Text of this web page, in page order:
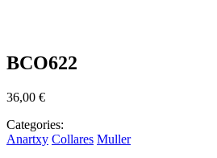
BCO622
36,00 €
Categories:
Anartxy Collares Muller